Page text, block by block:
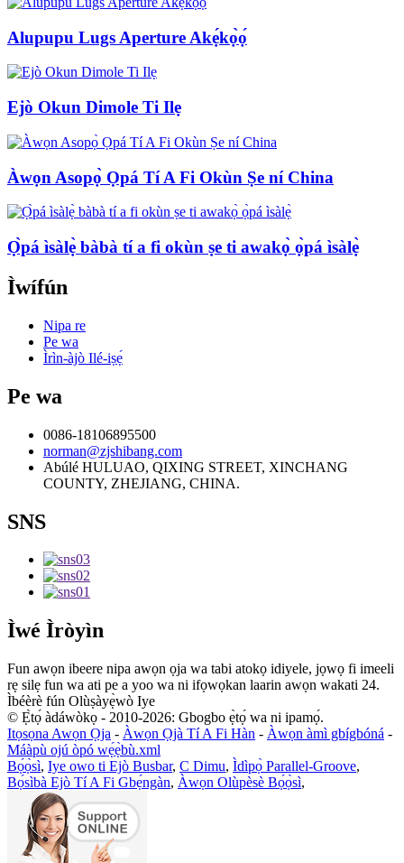
Alupupu Lugs Aperture Akẹ́kọ̀ọ́
Ejò Okun Dimole Ti Ilẹ
Àwọn Asopọ̀ Ọpá Tí A Fi Okùn Ṣe ní China
Ọ̀pá ìsàlẹ̀ bàbà tí a fi okùn ṣe ti awakọ̀ ọ̀pá ìsàlẹ̀
Ìwífún
Nipa re
Pe wa
Ìrìn-àjò Ilé-iṣẹ́
Pe wa
0086-18106895500
norman@zjshibang.com
Abúlé HULUAO, QIXING STREET, XINCHANG
COUNTY, ZHEJIANG, CHINA.
SNS
Ìwé Ìròyìn
Fun awọn ibeere nipa awọn ọja wa tabi atokọ idiyele, jọwọ fi imeeli
rẹ silẹ fun wa ati pe a yoo wa ni ifọwọkan laarin awọn wakati 24.
Ìbéèrè fún Olùṣàyẹ̀wò Iye
© Ẹ̀tọ́ àdáwòkọ - 2010-2026: Gbogbo ẹ̀tọ́ wa ni ipamọ́.
Itọsọna Awọn Ọja - Àwọn Ọjà Tí A Fi Hàn - Àwọn àmì gbígbóná -
Máàpù ojú òpó wẹ́ẹ̀bù.xml
Bọ́ọ̀sì, Iye owo ti Ejò Busbar, C Dimu, Ìdìpọ̀ Parallel-Groove,
Bọ́sìbà Ejò Tí A Fi Gbẹ́ngàn, Àwọn Olùpèsè Bọ́ọ̀sì,